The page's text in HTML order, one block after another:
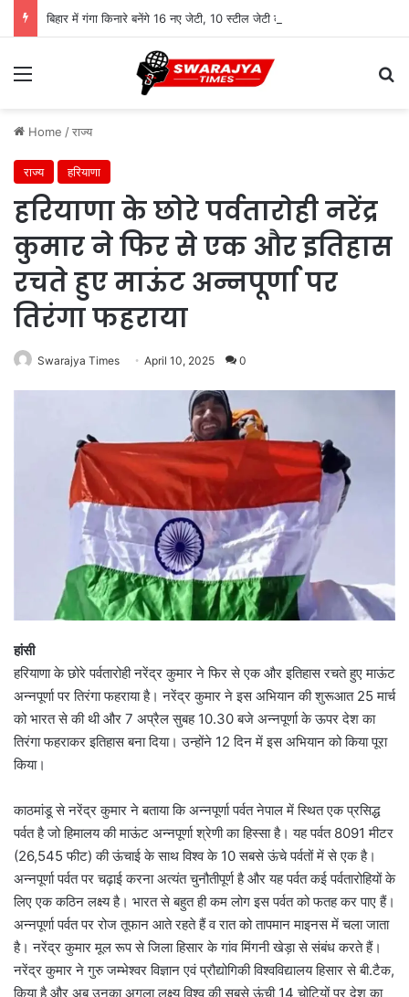
बिहार में गंगा किनारे बनेंगे 16 नए जेटी, 10 स्टील जेटी का निर्माण शुरू
Menu
Home /राज्य
राज्य हरियाणा
हरियाणा के छोरे पर्वतारोही नरेंद्र
कुमार ने फिर से एक और इतिहास
रचते हुए माऊंट अन्नपूर्णा पर
तिरंगा फहराया
Swarajya Times April 10, 2025 0
हांसी
हरियाणा के छोरे पर्वतारोही नरेंद्र कुमार ने फिर से एक और इतिहास रचते हुए माऊंट
अन्नपूर्णा पर तिरंगा फहराया है। नरेंद्र कुमार ने इस अभियान की शुरूआत 25 मार्च
को भारत से की थी और 7 अप्रैल सुबह 10.30 बजे अन्नपूर्णा के ऊपर देश का
तिरंगा फहराकर इतिहास बना दिया। उन्होंने 12 दिन में इस अभियान को किया पूरा
किया।
काठमांडू से नरेंद्र कुमार ने बताया कि अन्नपूर्णा पर्वत नेपाल में स्थित एक प्रसिद्ध
पर्वत है जो हिमालय की माऊंट अन्नपूर्णा श्रेणी का हिस्सा है। यह पर्वत 8091 मीटर
(26,545 फीट) की ऊंचाई के साथ विश्व के 10 सबसे ऊंचे पर्वतों में से एक है।
अन्नपूर्णा पर्वत पर चढ़ाई करना अत्यंत चुनौतीपूर्ण है और यह पर्वत कई पर्वतारोहियों के
लिए एक कठिन लक्ष्य है। भारत से बहुत ही कम लोग इस पर्वत को फतह कर पाए हैं।
अन्नपूर्णा पर्वत पर रोज तूफान आते रहते हैं व रात को तापमान माइनस में चला जाता
है। नरेंद्र कुमार मूल रूप से जिला हिसार के गांव मिंगनी खेड़ा से संबंध करते हैं।
नरेंद्र कुमार ने गुरु जम्भेश्वर विज्ञान एवं प्रौद्योगिकी विश्वविद्यालय हिसार से बी.टैक,
किया है और अब उनका अगला लक्ष्य विश्व की सबसे ऊंची 14 चोटियों पर देश का